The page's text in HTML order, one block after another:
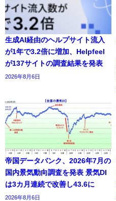
生成AI経由のヘルプサイト流入
が1年で3.2倍に増加、Helpfeel
が137サイトの調査結果を発表
2026年8月6日
帝国データバンク、2026年7月の
国内景気動向調査を発表 景気DI
は3カ月連続で改善し43.6に
2026年8月6日